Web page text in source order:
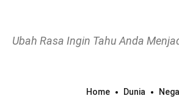
Ubah Rasa Ingin Tahu Anda
Home Dunia